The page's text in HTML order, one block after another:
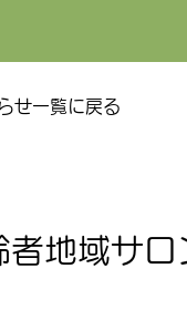
せ一覧に戻る
者地域サ